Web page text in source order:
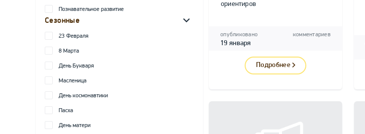
Познавательное развитие
Сезонные
23 Февраля
8 Марта
День Букваря
Масленица
День космонавтики
Пасха
День матери
ориентиров
опубликовано
19 января
комментариев
Подробнее